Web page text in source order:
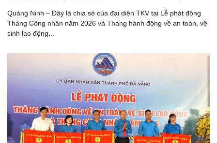
Quảng Ninh – Đây là chia sẻ của đại diện TKV tại Lễ phát động
Tháng Công nhân năm 2026 và Tháng hành động về an toàn, vệ
sinh lao động...